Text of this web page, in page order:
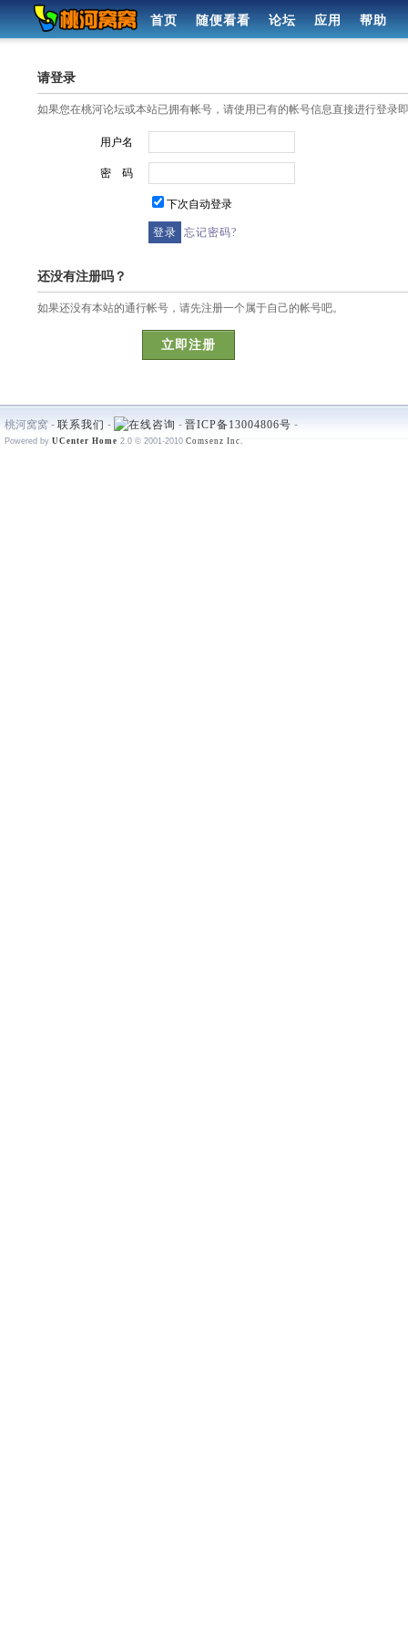
首页 随便看看 论坛 应用 帮助
请登录
如果您在桃河论坛或本站已拥有帐号，请使用已有的帐号信息直接进行登录
用户名
密 码
下次自动登录
忘记密码?
还没有注册吗？
如果还没有本站的通行帐号，请先注册一个属于自己的帐号吧。
立即注册
桃河窝窝 - 联系我们 - - 晋ICP备13004806号 -
Powered by UCenter Home 2.0 © 2001-2010 Comsenz Inc.